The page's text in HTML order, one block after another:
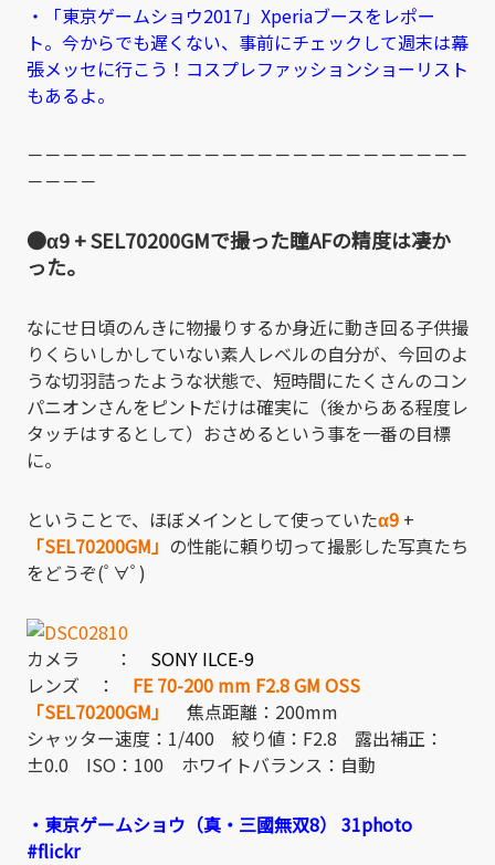
・「東京ゲームショウ2017」Xperiaブースをレポー
ト。今からでも遅くない、事前にチェックして週末は幕
張メッセに行こう！コスプレファッションショーリスト
もあるよ。
－－－－－－－－－－－－－－－－－－－－－－－－－
－－－－
●α9 + SEL70200GMで撮った瞳AFの精度は凄か
った。
なにせ日頃のんきに物撮りするか身近に動き回る子供撮
りくらいしかしていない素人レベルの自分が、今回のよ
うな切羽詰ったような状態で、短時間にたくさんのコン
パニオンさんをピントだけは確実に（後からある程度レ
タッチはするとして）おさめるという事を一番の目標
に。
ということで、ほぼメインとして使っていたα9 +
「SEL70200GM」 の性能に頼り切って撮影した写真たち
をどうぞ(ﾟ∀ﾟ)
カメラ ： SONY ILCE-9
レンズ ： FE 70-200 mm F2.8 GM OSS
「SEL70200GM」
焦点距離：200mm
シャッター速度：1/400 絞り値：F2.8 露出補正：
±0.0 ISO：100 ホワイトバランス：自動
・東京ゲームショウ（真・三國無双8） 31photo
#flickr